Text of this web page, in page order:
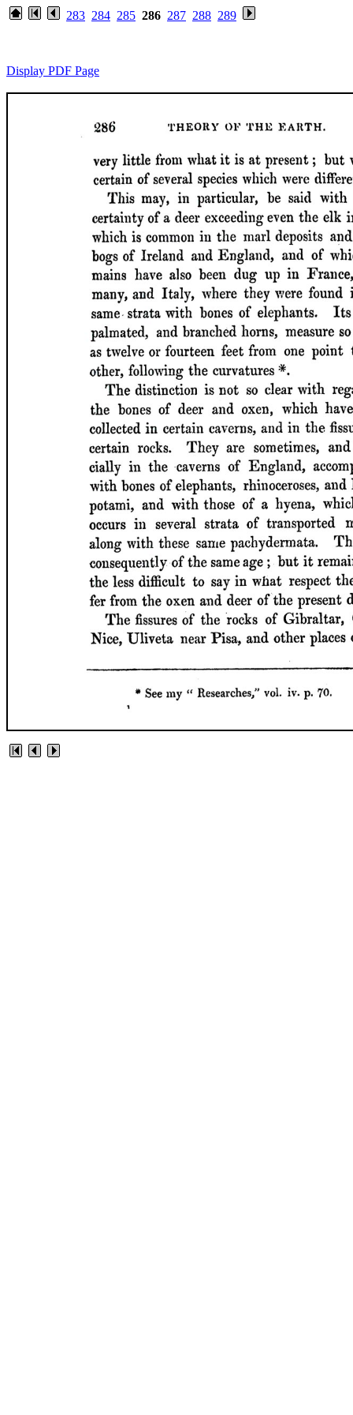
283 284 285 286 287 288 289
Display PDF Page